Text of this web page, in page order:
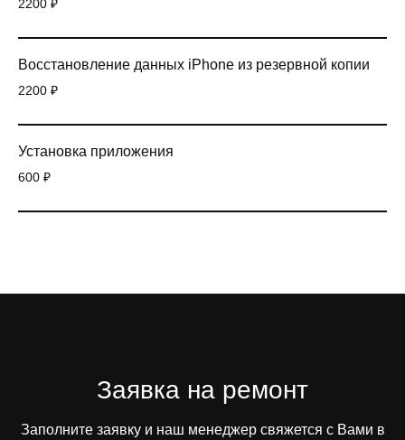
2200 ₽
Восстановление данных iPhone из резервной копии
2200 ₽
Установка приложения
600 ₽
Заявка на ремонт
Заполните заявку и наш менеджер свяжется с Вами в